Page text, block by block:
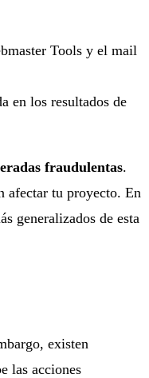
Tools y el mail
en los resultados de
fraudulentas.
afectar tu proyecto. En
generalizados de esta
existen
las acciones